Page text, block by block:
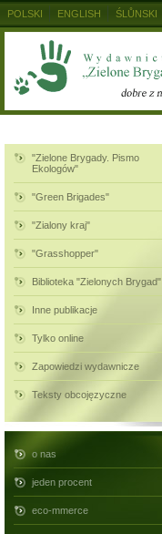
"Zielone Brygady. Pismo
Ekologów"
"Green Brigades"
"Zialony kraj"
"Grasshopper"
Biblioteka "Zielonych Brygad"
Inne publikacje
Tylko online
Zapowiedzi wydawnicze
Teksty obcojęzyczne
o nas
jeden procent
eco-mmerce
POLSKI ENGLISH ŚLŮNSKI